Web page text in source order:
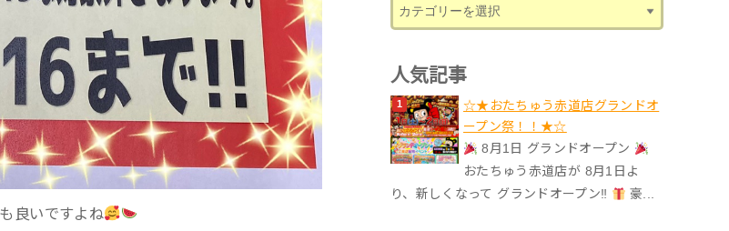
良いですよね
人気記事
☆★おたちゅう赤道店グランドオ
ープン祭！！★☆
8月1日 グランドオープン
おたちゅう赤道店が 8月1日よ
り、新しくなって グランドオープン‼
豪...